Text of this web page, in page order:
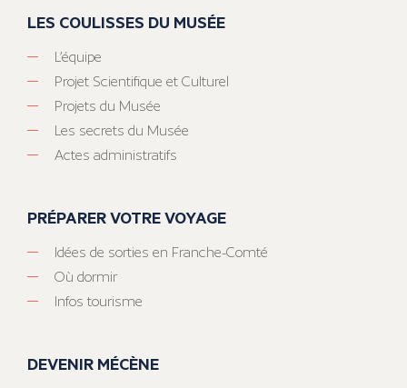
LES COULISSES DU MUSÉE
L’équipe
Projet Scientifique et Culturel
Projets du Musée
Les secrets du Musée
Actes administratifs
PRÉPARER VOTRE VOYAGE
Idées de sorties en Franche-Comté
Où dormir
Infos tourisme
DEVENIR MÉCÈNE